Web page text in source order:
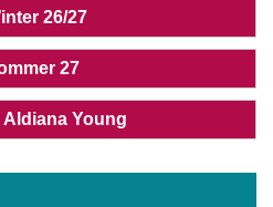
26/27
27
Aldiana Young